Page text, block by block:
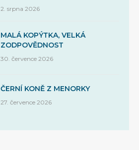
2. srpna 2026
MALÁ KOPÝTKA, VELKÁ
ZODPOVĚDNOST
30. července 2026
ČERNÍ KONĚ Z MENORKY
27. července 2026